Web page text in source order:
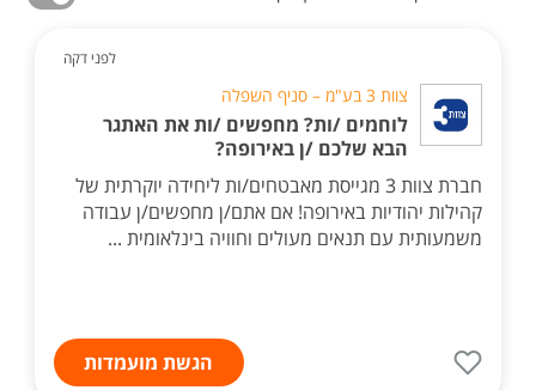
לפני דקה
צוות 3 בע"מ – סניף השפלה
לוחמים /ות? מחפשים /ות את האתגר
הבא שלכם /ן באירופה?
חברת צוות 3 מגייסת מאבטחים/ות ליחידה יוקרתית של
קהילות יהודיות באירופה! אם אתם/ן מחפשים/ן עבודה
משמעותית עם תנאים מעולים וחוויה בינלאומית ...
הגשת מועמדות